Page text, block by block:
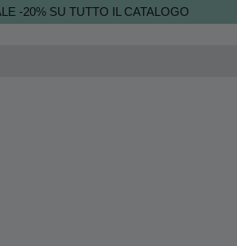
-20% SU TUTTO IL CATALOGO